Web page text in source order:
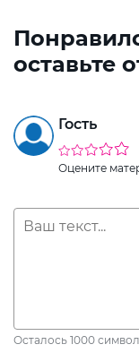
оставьте
Гость
Оцените
Осталось 1000